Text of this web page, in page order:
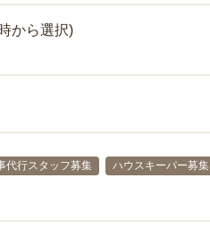
から選択)
代行スタッフ募集
ハウスキーパー募集